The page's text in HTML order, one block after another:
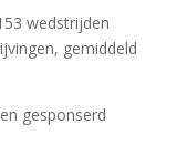
wedstrijden
gemiddeld
gesponserd